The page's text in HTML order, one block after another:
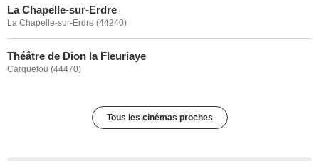
La Chapelle-sur-Erdre
La Chapelle-sur-Erdre (44240)
Théâtre de Dion la Fleuriaye
Carquefou (44470)
Tous les cinémas proches